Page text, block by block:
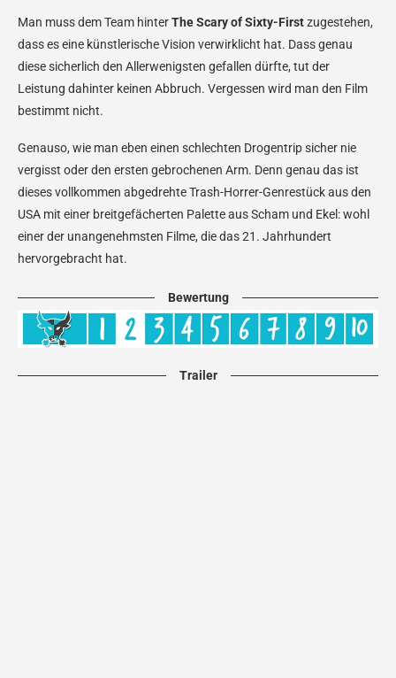
Man muss dem Team hinterThe Scary of Sixty-Firstzugestehen,
dass es eine künstlerische Vision verwirklicht hat. Dass genau
diese sicherlich den Allerwenigsten gefallen dürfte, tut der
Leistung dahinter keinen Abbruch. Vergessen wird man den Film
bestimmt nicht.
Genauso, wie man eben einen schlechten Drogentrip sicher nie
vergisst oder den ersten gebrochenen Arm. Denn genau das ist
dieses vollkommen abgedrehte Trash-Horrer-Genrestück aus den
USA mit einer breitgefächerten Palette aus Scham und Ekel: wohl
einer der unangenehmsten Filme, die das 21. Jahrhundert
hervorgebracht hat.
Bewertung
Trailer